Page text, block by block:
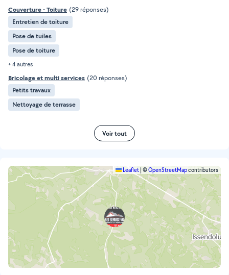
Couverture - Toiture (29 réponses)
Entretien de toiture
Pose de tuiles
Pose de toiture
+ 4 autres
Bricolage et multi services (20 réponses)
Petits travaux
Nettoyage de terrasse
Voir tout
Leaflet ©OpenStreetMapcontributors